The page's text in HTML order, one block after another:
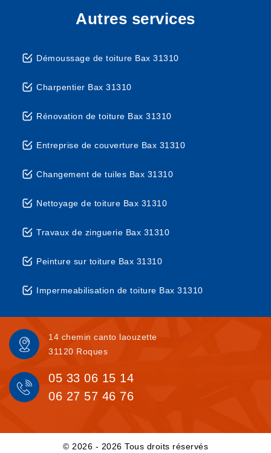
Autres services
Démoussage de toiture Bax 31310
Charpentier Bax 31310
Rénovation de toiture Bax 31310
Entreprise de couverture Bax 31310
Changement de tuiles Bax 31310
Nettoyage de toiture Bax 31310
Travaux de zinguerie Bax 31310
Peinture sur toiture Bax 31310
Impermeabilisation de toiture Bax 31310
14 chemin canto laouzette
31120 Roques
05 33 06 15 14
06 27 57 46 76
© 2026 - 2026 Tous droits réservés